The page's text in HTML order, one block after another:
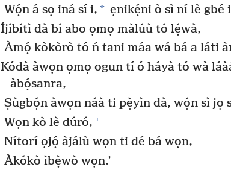
Wọ́n á sọ iná sí i, * ẹnikẹ́ni ò sì ní lè gbé
Íjíbítì dà bí abo ọmọ màlúù tó lẹ́wà,
Àmọ́ kòkòrò tó ń tani máa wá bá a láti
Kódà àwọn ọmọ ogun tí ó háyà tó wà
àbọ́sanra,
Ṣùgbọ́n àwọn náà ti pẹ̀yìn dà, wọ́n sì jọ
Wọn kò lè dúró, +
Nítorí ọjọ́ àjálù wọn ti dé bá wọn,
Àkókò ìbẹ̀wò wọn.’